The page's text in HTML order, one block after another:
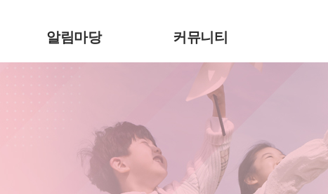
알림마당 커뮤니티